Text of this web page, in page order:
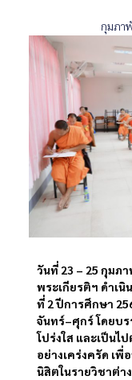
กุมภา
วันที่ 23 – 25 กุมภ
พระเกียรติฯ ดำเ
ที่ 2 ปีการศึกษา
จันทร์–ศุกร์ โดยบ
โปร่งใส และเป็น
อย่างเคร่งครัด เพื่
นิสิตในรายวิชาต่า